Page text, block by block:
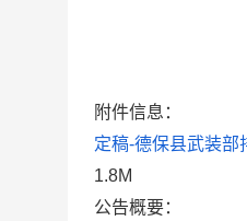
附件信息：
定稿-德保县武装部
1.8M
公告概要：